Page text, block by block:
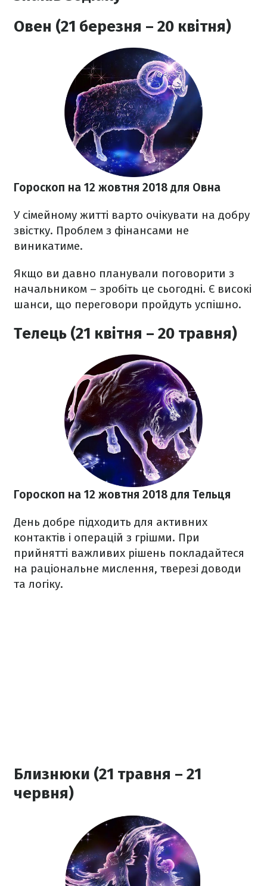
Овен (21 березня – 20 квітня)
Гороскоп на 12 жовтня 2018 для Овна
У сімейному житті варто очікувати на добру
звістку. Проблем з фінансами не
виникатиме.
Якщо ви давно планували поговорити з
начальником – зробіть це сьогодні. Є високі
шанси, що переговори пройдуть успішно.
Телець (21 квітня – 20 травня)
Гороскоп на 12 жовтня 2018 для Тельця
День добре підходить для активних
контактів і операцій з грішми. При
прийнятті важливих рішень покладайтеся
на раціональне мислення, тверезі доводи
та логіку.
Близнюки (21 травня – 21
червня)